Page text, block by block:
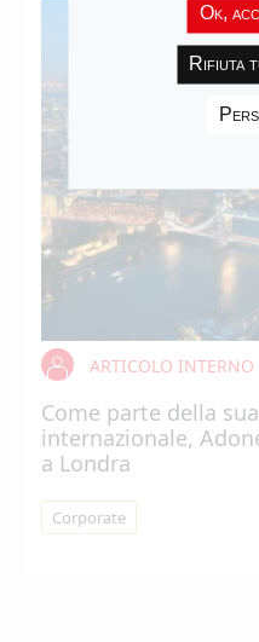
ARTICOLO INTERNO
Come parte della
internazionale,
a Londra
Corporate
Ok,
Rifiuta